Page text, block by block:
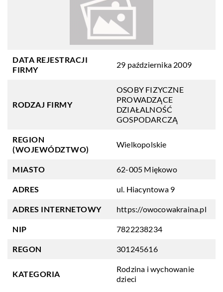
DATA REJESTRACJI
FIRMY
29 października 2009
RODZAJ FIRMY
OSOBY FIZYCZNE
PROWADZĄCE
DZIAŁALNOŚĆ
GOSPODARCZĄ
REGION
(WOJEWÓDZTWO)
Wielkopolskie
MIASTO 62-005 Miękowo
ADRES ul. Hiacyntowa 9
ADRES INTERNETOWY https://owocowakraina.pl
NIP 7822238234
REGON 301245616
KATEGORIA
Rodzina i wychowanie
dzieci